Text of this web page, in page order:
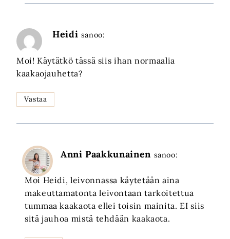
Heidi sanoo:
Moi! Käytätkö tässä siis ihan normaalia
kaakaojauhetta?
Vastaa
Anni Paakkunainen sanoo:
Moi Heidi, leivonnassa käytetään aina
makeuttamatonta leivontaan tarkoitettua
tummaa kaakaota ellei toisin mainita. EI siis
sitä jauhoa mistä tehdään kaakaota.